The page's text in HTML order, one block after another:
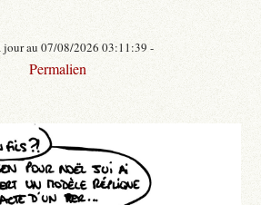
jour au 07/08/2026 03:11:39 -
Permalien